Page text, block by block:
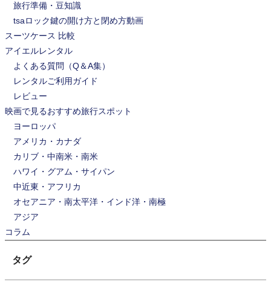
ン
旅行準備・豆知識
tsaロック鍵の開け方と閉め方動画
スーツケース 比較
アイエルレンタル
よくある質問（Q＆A集）
レンタルご利用ガイド
レビュー
映画で見るおすすめ旅行スポット
ヨーロッパ
アメリカ・カナダ
カリブ・中南米・南米
ハワイ・グアム・サイパン
中近東・アフリカ
オセアニア・南太平洋・インド洋・南極
アジア
コラム
タグ